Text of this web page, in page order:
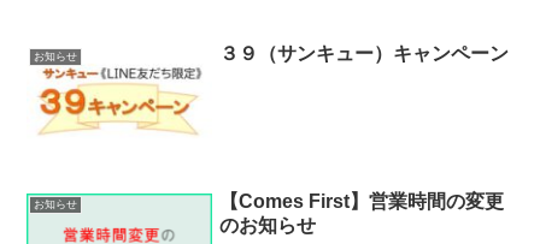
ント！抽選で60分無料招待券や割引券、
癒...
お知らせ ３９（サンキュー）キャンペーン
お知らせ
【Comes First】営業時間の変更
のお知らせ